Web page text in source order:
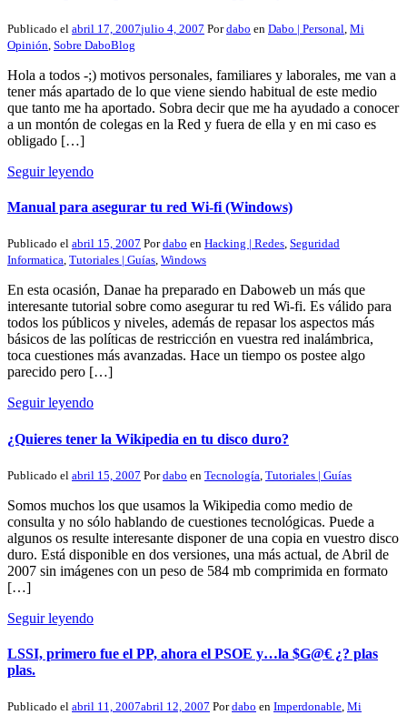
Publicado el abril 17, 2007julio 4, 2007 Pordabo en Dabo | Personal Mi
Opinión Sobre DaboBlog
Hola a todos -;) motivos personales, familiares y laborales, me van a
tener más apartado de lo que viene siendo habitual de este medio
que tanto me ha aportado. Sobra decir que me ha ayudado a conocer
a un montón de colegas en la Red y fuera de ella y en mi caso es
obligado […]
Seguir leyendo
Manual para asegurar tu red Wi-fi (Windows)
Publicado el abril 15, 2007 Pordabo en Hacking | Redes, Seguridad
Informatica, Tutoriales | Guías, Windows
En esta ocasión, Danae ha preparado en Daboweb un más que
interesante tutorial sobre como asegurar tu red Wi-fi. Es válido para
todos los públicos y niveles, además de repasar los aspectos más
básicos de las políticas de restricción en vuestra red inalámbrica,
toca cuestiones más avanzadas. Hace un tiempo os postee algo
parecido pero […]
Seguir leyendo
¿Quieres tener la Wikipedia en tu disco duro?
Publicado el abril 15, 2007 Pordabo en Tecnología Tutoriales | Guías
Somos muchos los que usamos la Wikipedia como medio de
consulta y no sólo hablando de cuestiones tecnológicas. Puede a
algunos os resulte interesante disponer de una copia en vuestro disco
duro. Está disponible en dos versiones, una más actual, de Abril de
2007 sin imágenes con un peso de 584 mb comprimida en formato
[…]
Seguir leyendo
LSSI, primero fue el PP, ahora el PSOE y…la $G@€ ¿? plas
plas.
Publicado el abril 11, 2007abril 12, 2007 Pordabo en Imperdonable, Mi